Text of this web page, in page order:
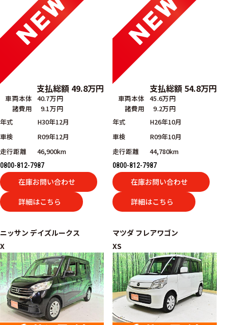
支払総額 49.8万円
車両本体 40.7万円
諸費用
9.1万円
年式
H30年12月
車検
R09年12月
走行距離
46,900km
0800-812-7987
在庫お問い合わせ
詳細はこちら
支払総額 54.8万円
車両本体 45.6万円
諸費用
9.2万円
年式
H26年10月
車検
R09年10月
走行距離
44,780km
0800-812-7987
在庫お問い合わせ
詳細はこちら
ニッサン デイズルークス
X
マツダ フレアワゴン
XS